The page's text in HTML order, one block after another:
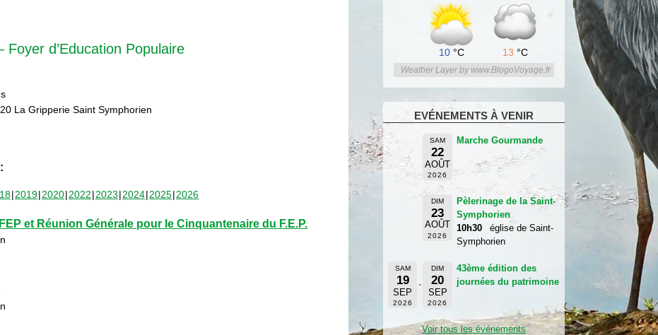
Foyer d’Education Populaire
La Gripperie Saint Symphorien
2019 2020 2022 2023 2024 2025 2026
et Réunion Générale pour le Cinquantenaire du F.E.P.
10 °C 13 °C
Weather Layer by www.BlogoVoyage.fr
EVÉNEMENTS À VENIR
SAM
22
AOÛT
2026
Marche Gourmande
DIM
23
AOÛT
2026
Pèlerinage de la Saint-
Symphorien
10h30
église de Saint-
Symphorien
SAM
19
SEP
2026
DIM
20
SEP
2026
43ème édition des
journées du patrimoine
Voir tous les événements